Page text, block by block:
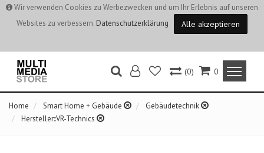
Wir verwenden Cookies zu Werbezwecken und um Ihr Erlebnis auf unseren
Websites zu verbessern. Datenschutzerklärung Alle akzeptieren
0
(0)
Home Smart Home + Gebäude
Gebäudetechnik
Hersteller::VR-Technics